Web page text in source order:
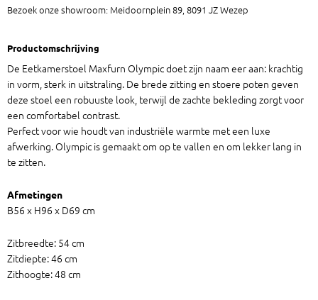
Bezoek onze showroom: Meidoornplein 89, 8091 JZ Wezep
Productomschrijving
De Eetkamerstoel Maxfurn Olympic doet zijn naam eer aan: krachtig
in vorm, sterk in uitstraling. De brede zitting en stoere poten geven
deze stoel een robuuste look, terwijl de zachte bekleding zorgt voor
een comfortabel contrast.
Perfect voor wie houdt van industriële warmte met een luxe
afwerking. Olympic is gemaakt om op te vallen en om lekker lang in
te zitten.
Afmetingen
B56 x H96 x D69 cm
Zitbreedte: 54 cm
Zitdiepte: 46 cm
Zithoogte: 48 cm